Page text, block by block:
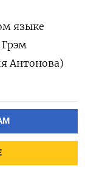
языке
Антонова)